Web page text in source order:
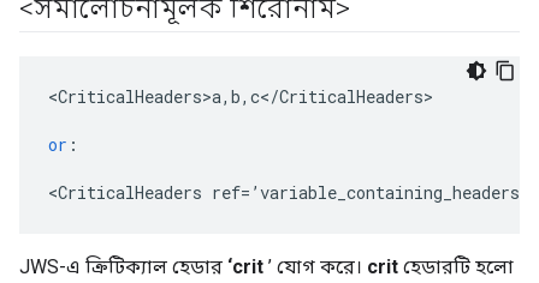
<সমালোচনামূলক শিরোনাম>
<CriticalHeaders>a, b, c</CriticalHeaders>
or :
<CriticalHeaders ref= ’variable_containing_headers
JWS-এ ক্রিটিক্যাল হেডার ‘crit ’ যোগ করে। crit হেডারটি হলো